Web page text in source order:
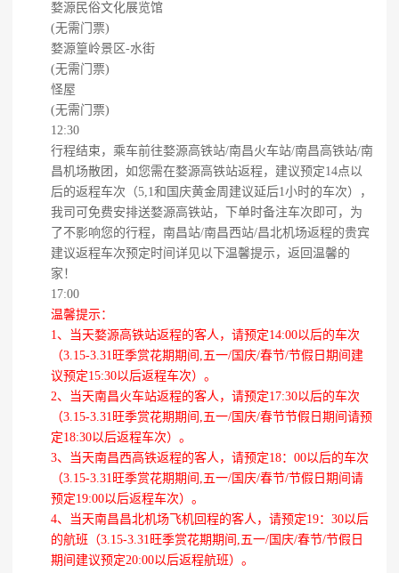
婺源民俗文化展览馆
(无需门票)
婺源篁岭景区-水街
(无需门票)
怪屋
(无需门票)
12:30
行程结束，乘车前往婺源高铁站/南昌火车站/南昌高铁站/南
昌机场散团，如您需在婺源高铁站返程，建议预定14点以
后的返程车次（5,1和国庆黄金周建议延后1小时的车次），
我司可免费安排送婺源高铁站，下单时备注车次即可，为
了不影响您的行程，南昌站/南昌西站/昌北机场返程的贵宾
建议返程车次预定时间详见以下温馨提示，返回温馨的
家！
17:00
温馨提示：
1、当天婺源高铁站返程的客人，请预定14:00以后的车次
（3.15-3.31旺季赏花期期间,五一/国庆/春节/节假日期间建
议预定15:30以后返程车次）。
2、当天南昌火车站返程的客人，请预定17:30以后的车次
（3.15-3.31旺季赏花期期间,五一/国庆/春节节假日期间请预
定18:30以后返程车次）。
3、当天南昌西高铁返程的客人，请预定18：00以后的车次
（3.15-3.31旺季赏花期期间,五一/国庆/春节/节假日期间请
预定19:00以后返程车次）。
4、当天南昌昌北机场飞机回程的客人，请预定19：30以后
的航班（3.15-3.31旺季赏花期期间,五一/国庆/春节/节假日
期间建议预定20:00以后返程航班）。